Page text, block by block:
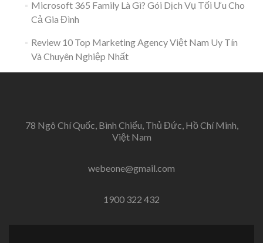
Microsoft 365 Family Là Gì? Gói Dịch Vụ Tối Ưu Cho
Cả Gia Đình
Review 10 Top Marketing Agency Việt Nam Uy Tín
Và Chuyên Nghiệp Nhất
78 Ngô Chí Quốc, Bình Chiểu, Thủ Đức, Hồ Chí Minh,
Việt Nam
webeone@gmail.com
1900 322 432